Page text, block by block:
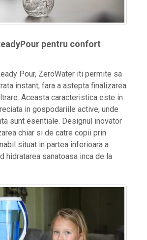
pentru confort
Pour, ZeroWater iti permite sa
instant, fara a astepta finalizarea
Aceasta caracteristica este in
in gospodariile active, unde
sunt esentiale. Designul inovator
chiar si de catre copii prin
situat in partea inferioara a
hidratarea sanatoasa inca de la